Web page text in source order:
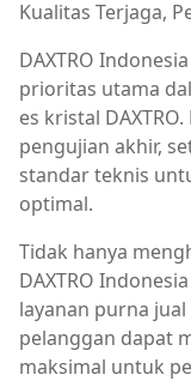
Kualitas Terjaga,
DAXTRO
prioritas utama
es kristal
pengujian akhir,
standar teknis
optimal.
Tidak hanya
DAXTRO
layanan purna
pelanggan dapat
maksimal untuk